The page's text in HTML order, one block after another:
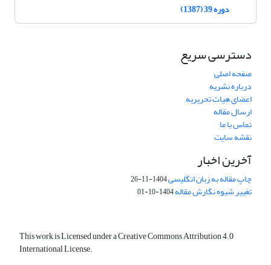
دوره 39 (1387)
دسترسی سریع
صفحه اصلی
درباره نشریه
اعضای هیات تحریریه
ارسال مقاله
تماس با ما
نقشه سایت
آخرین اخبار
چاپ مقاله به زبان انگلیسی1404-11-26
تغییر شیوه نگارش مقاله1404-10-01
This work is Licensed under a Creative Commons Attribution 4.0
International License.